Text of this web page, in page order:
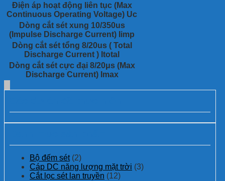
Điện áp hoạt động liên tục (Max
Continuous Operating Voltage) Uc
Dòng cắt sét xung 10/350us
(Impulse Discharge Current) Iimp
Dòng cắt sét tổng 8/20us ( Total
Discharge Current ) Itotal
Dòng cắt sét cực đại 8/20μs (Max
Discharge Current) Imax
Bộ đếm sét (2)
Cáp DC năng lượng mặt trời (3)
Cắt lọc sét lan truyền (12)